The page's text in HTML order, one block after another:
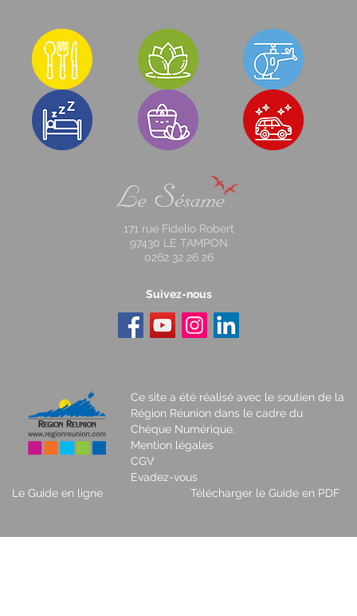
171 rue Fidelio Robert
97430 LE TAMPON
0262 32 26 26
Suivez-nous
Ce site a été réalisé avec le soutien de la
Région Réunion dans le cadre du
Chèque Numérique.
Mention légales
CGV
Evadez-vous
Le Guide en ligne
Télécharger le Guide en PDF